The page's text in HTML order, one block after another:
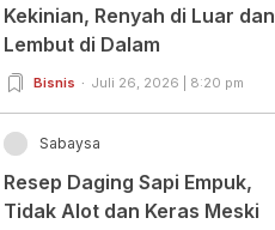
Kekinian, Renyah di Luar dan
Lembut di Dalam
Bisnis Juli 26, 2026 | 8:20 pm
Sabaysa
Resep Daging Sapi Empuk,
Tidak Alot dan Keras Meski